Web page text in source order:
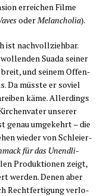
errei­chen Fil­me
oder Melan­cho­lia).
ist nach­voll­zieh­bar.
Sua­da sei­ner
und sei­nem Offen­
Da müss­te er soviel
käme. Aller­dings
unse­rer
genau umge­kehrt – die
wie­der von Schlei­er­
für das Unend­li­
Pro­duk­tio­nen zeigt,
wer­den. Denen aber
Recht­fer­ti­gung ver­lo­